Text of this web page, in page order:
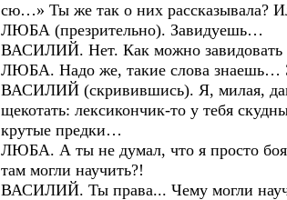
сю…» Ты же так о них рассказывала?
ЛЮБА (презрительно). Завидуешь…
ВАСИЛИЙ. Нет. Как можно завидовать
ЛЮБА. Надо же, такие слова знаешь…
ВАСИЛИЙ (скривившись). Я, милая,
щекотать: лексикончик-то у тебя
крутые предки…
ЛЮБА. А ты не думал, что я просто
там могли научить?!
ВАСИЛИЙ. Ты права... Чему могли